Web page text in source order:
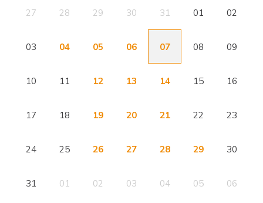
27 28 29 30 31 01 02
03 04 05 06 07 08 09
10 11 12 13 14 15 16
17 18 19 20 21 22 23
24 25 26 27 28 29 30
31 01 02 03 04 05 06